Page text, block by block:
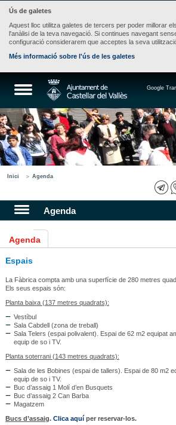
Ús de galetes
Aquest lloc utilitza galetes de tercers per poder millorar
l'anàlisi de la teva navegació. Si continues navegant
configuració considerarem que acceptes la seva
Més informació sobre l'ús de les galetes
Google
Inici Agenda
Agenda
Agenda
Espais
La Fàbrica compta amb una superfície de 280 metres
Els seus espais són:
Planta baixa (137 metres quadrats):
Vestíbul
Sala Cabdell (zona de treball)
Sala Telers (espai polivalent). Espai de 62 m2 equipat
equip de so i TV.
Planta soterrani (143 metres quadrats):
Sala de les Bobines (espai de tallers). Espai de 80 m2
equip de so i TV.
Buc d’assaig 1 Molí d’en Busquets
Buc d’assaig 2 Can Barba
Magatzem
Bucs d’assaig.Clica aquíper reservar-los.